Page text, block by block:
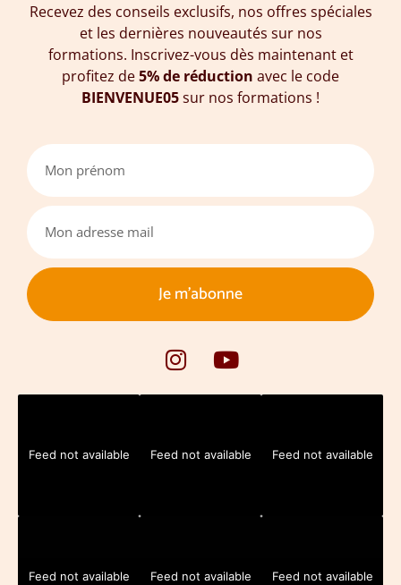
Recevez des conseils exclusifs, nos offres spéciales
et les dernières nouveautés sur nos
formations. Inscrivez-vous dès maintenant et
profitez de5% de réduction avec le code
BIENVENUE05sur nos formations !
Je m'abonne
Feed not available Feed not available Feed not available
Feed not available Feed not available Feed not available